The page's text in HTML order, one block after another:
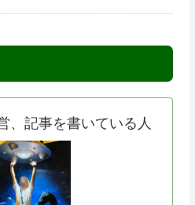
、記事を書いている人